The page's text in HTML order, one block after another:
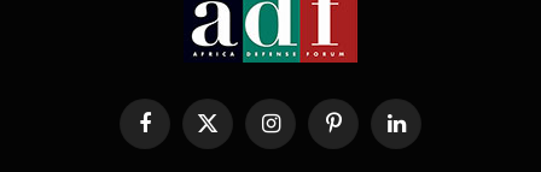
Facebook
X
InstagramPinterestLinkedIn